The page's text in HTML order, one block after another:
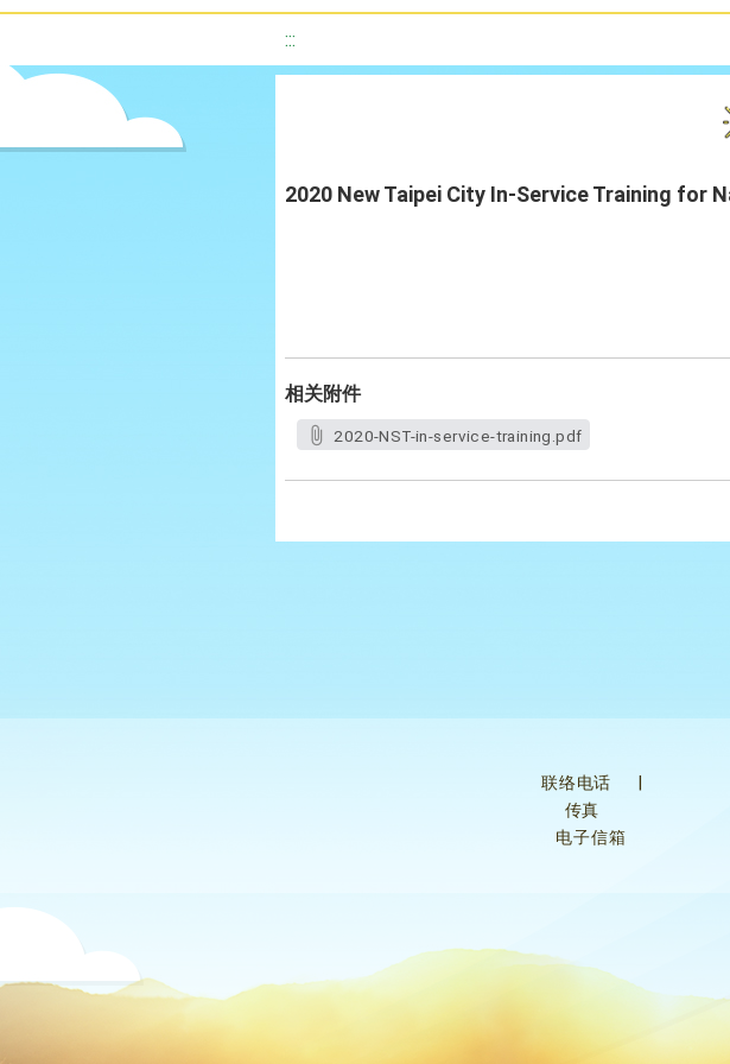
:::
2020 New Taipei City In-Service Training for
相关附件
2020-NST-in-service-training.pdf
联络电话
传真
电子信箱